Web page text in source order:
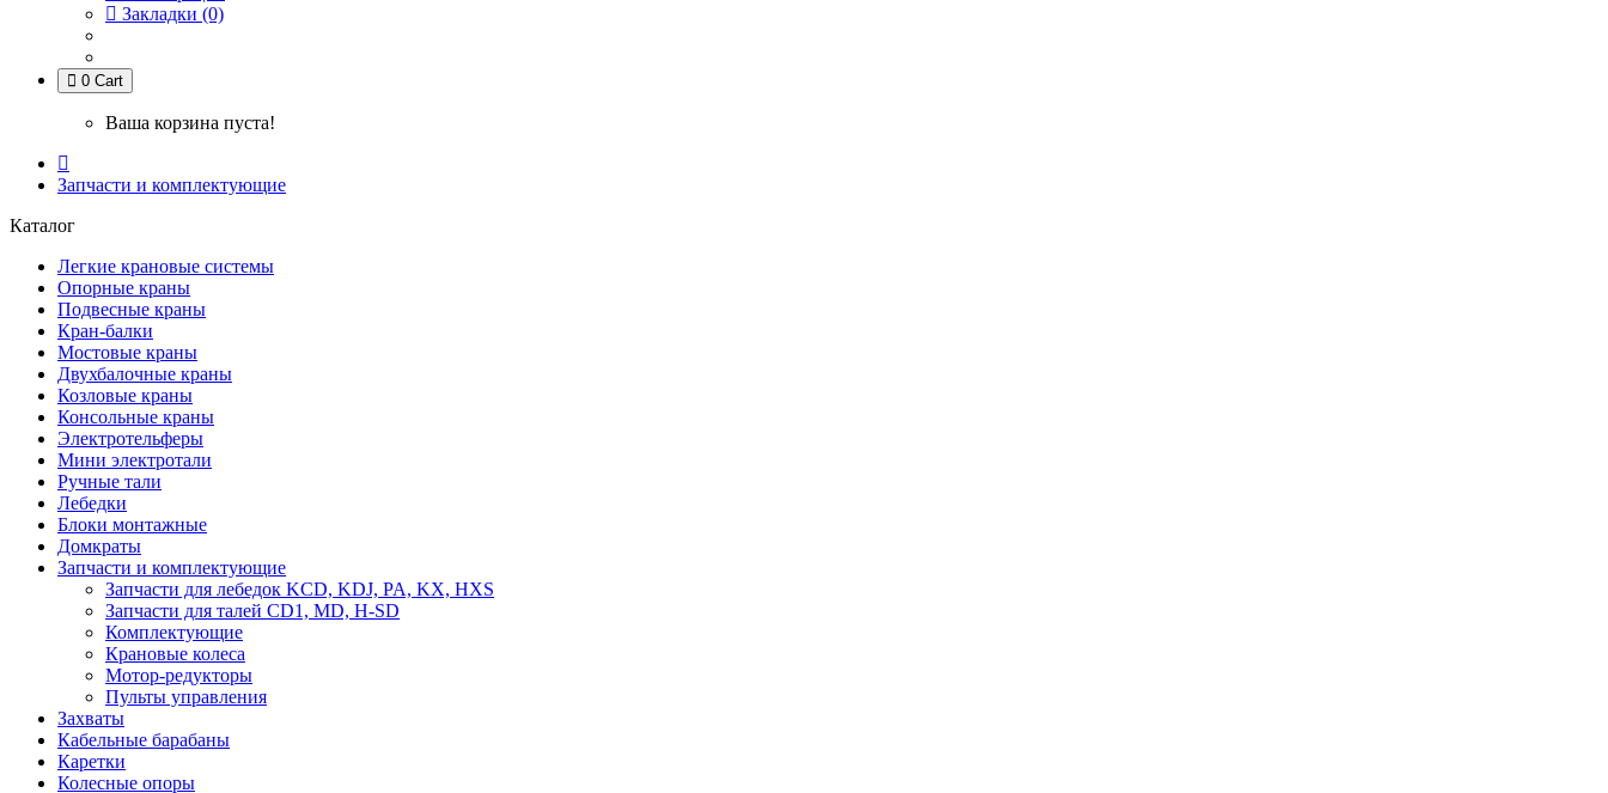
Закладки (0)
0 Cart
Ваша корзина пуста!
Запчасти и комплектующие
Каталог
Легкие крановые системы
Опорные краны
Подвесные краны
Кран-балки
Мостовые краны
Двухбалочные краны
Козловые краны
Консольные краны
Электротельферы
Мини электротали
Ручные тали
Лебедки
Блоки монтажные
Домкраты
Запчасти и комплектующие
Запчасти для лебедок KCD, KDJ, PA, KX, HXS
Запчасти для талей CD1, MD, H-SD
Комплектующие
Крановые колеса
Мотор-редукторы
Пульты управления
Захваты
Кабельные барабаны
Каретки
Колесные опоры